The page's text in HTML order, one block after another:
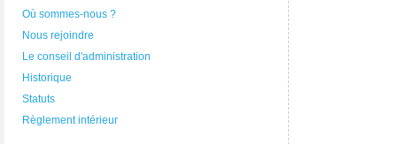
Où sommes-nous ?
Nous rejoindre
Le conseil d'administration
Historique
Statuts
Règlement intérieur